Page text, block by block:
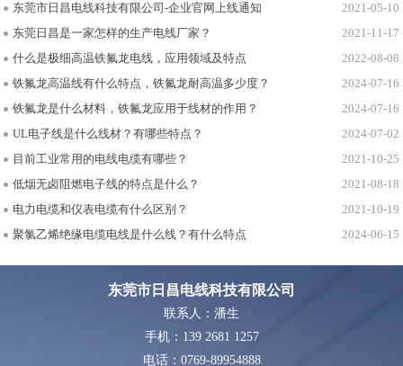
2021-05-10
东莞市日昌电线科技有限公司-企业官网上线通知
2021-11-17
东莞日昌是一家怎样的生产电线厂家？
2022-08-08
什么是极细高温铁氟龙电线，应用领域及特点
2024-07-16
铁氟龙高温线有什么特点，铁氟龙耐高温多少度？
2024-07-16
铁氟龙是什么材料，铁氟龙应用于线材的作用？
2024-07-02
UL电子线是什么线材？有哪些特点？
2021-10-25
目前工业常用的电线电缆有哪些？
2021-08-18
低烟无卤阻燃电子线的特点是什么？
2021-10-19
电力电缆和仪表电缆有什么区别？
2024-06-15
聚氯乙烯绝缘电缆电线是什么线？有什么特点
东莞市日昌电线科技有限公司
联系人：潘生
手机：139 2681 1257
电话：0769-89954888